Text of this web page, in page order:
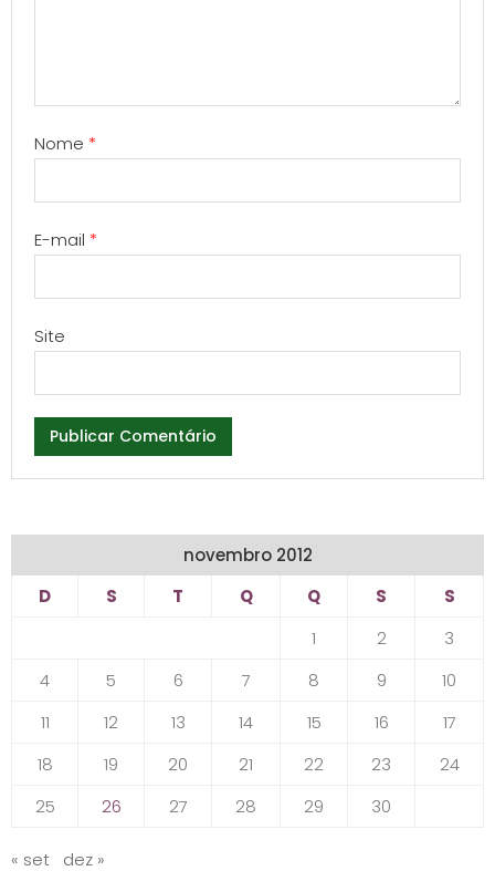
Nome *
E-mail *
Site
novembro 2012
D
S T Q Q S
S
1
2
3
4
5 6 7 8 9
10
11
12 13 14 15 16
17
18
19 20 21 22 23
24
25
26 27 28 29 30
« set dez »